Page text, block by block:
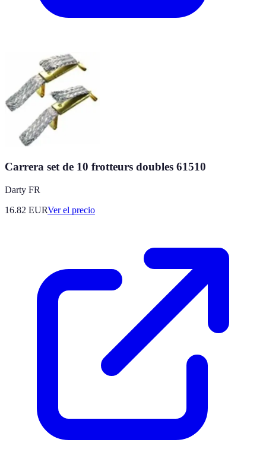
Carrera set de 10 frotteurs doubles 61510
Darty FR
16.82 EURVer el precio